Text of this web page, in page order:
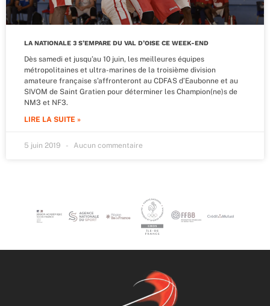
LA NATIONALE 3 S’EMPARE DU VAL D’OISE CE WEEK-END
Dès samedi et jusqu’au 10 juin, les meilleures équipes
métropolitaines et ultra-marines de la troisième division
amateure française s’affronteront au CDFAS d’Eaubonne et au
SIVOM de Saint Gratien pour déterminer les Champion(ne)s de
NM3 et NF3.
LIRE LA SUITE »
5 juin 2019 Aucun commentaire